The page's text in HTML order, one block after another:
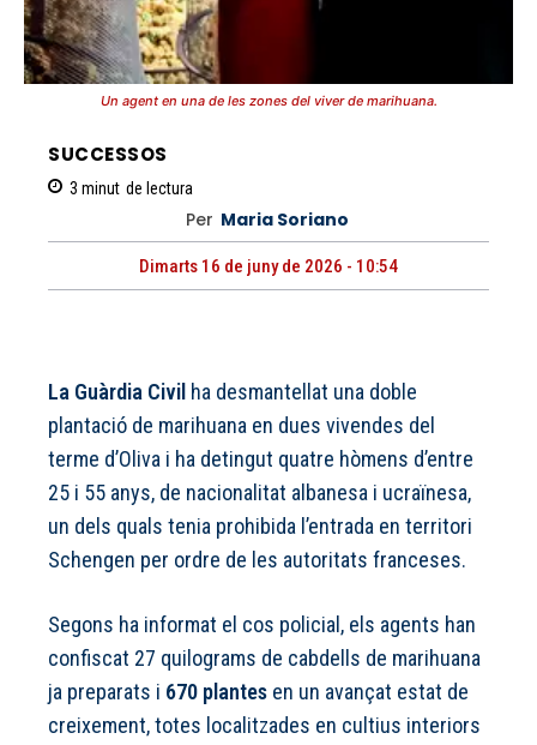
Un agent en una de les zones del viver de marihuana.
SUCCESSOS
3 minut de lectura
Per Maria Soriano
Dimarts 16 de juny de 2026 - 10:54
La Guàrdia Civil ha desmantellat una doble
plantació de marihuana en dues vivendes del
terme d’Oliva i ha detingut quatre hòmens d’entre
25 i 55 anys, de nacionalitat albanesa i ucraïnesa,
un dels quals tenia prohibida l’entrada en territori
Schengen per ordre de les autoritats franceses.
Segons ha informat el cos policial, els agents han
confiscat 27 quilograms de cabdells de marihuana
ja preparats i 670 plantes en un avançat estat de
creixement, totes localitzades en cultius interiors